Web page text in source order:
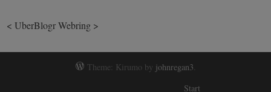
< UberBlogr Webring >
Theme: Kirumo by johnregan3.
Start